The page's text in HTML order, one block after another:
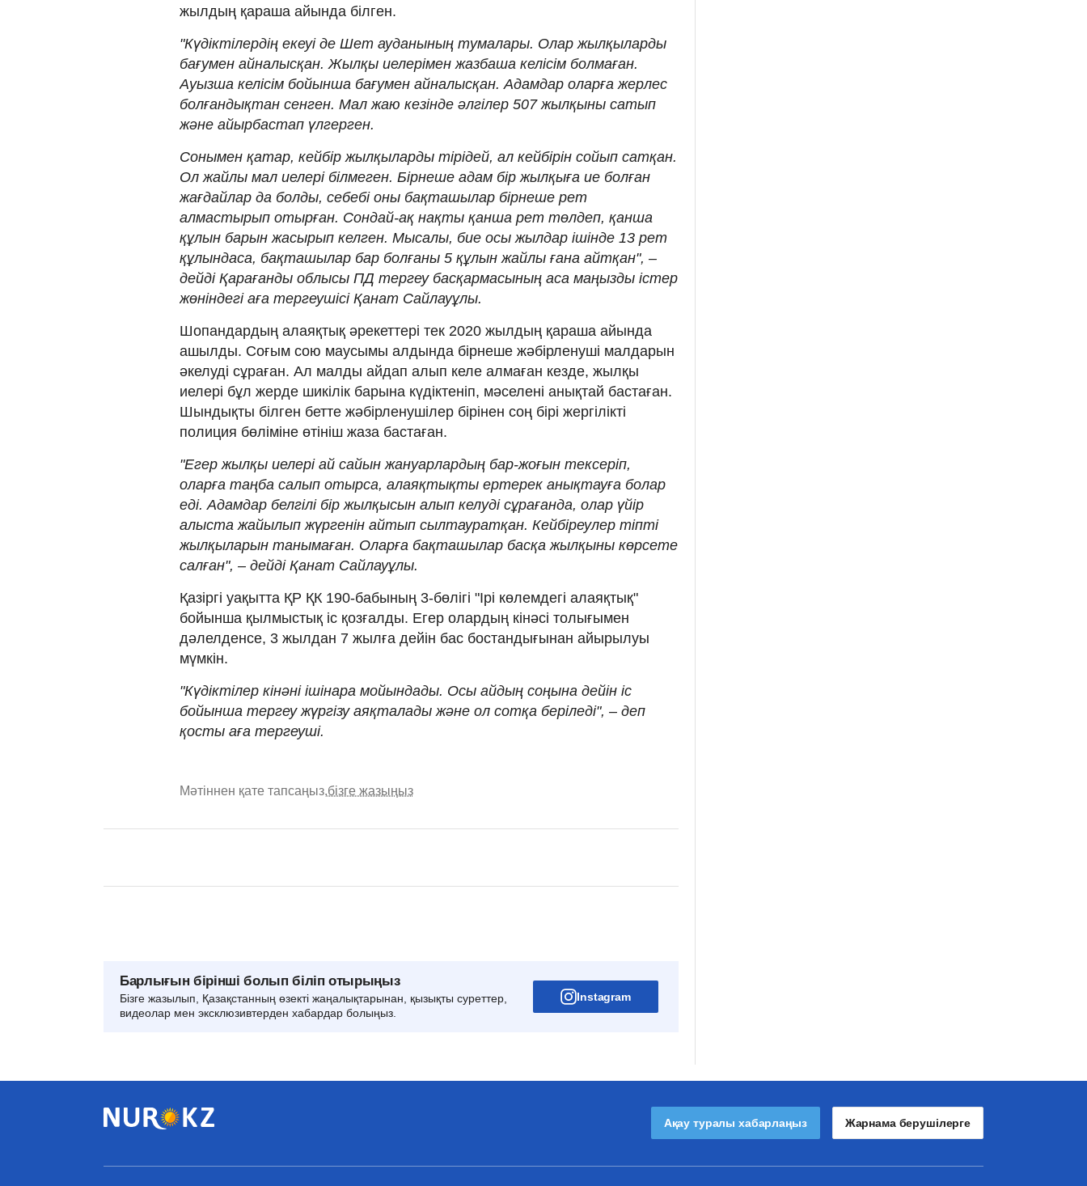
жылдың қараша айында білген.
"Күдіктілердің екеуі де Шет ауданының тумалары. Олар жылқыларды
бағумен айналысқан. Жылқы иелерімен жазбаша келісім болмаған.
Ауызша келісім бойынша бағумен айналысқан. Адамдар оларға жерлес
болғандықтан сенген. Мал жаю кезінде әлгілер 507 жылқыны сатып
және айырбастап үлгерген.
Сонымен қатар, кейбір жылқыларды тірідей, ал кейбірін сойып сатқан.
Ол жайлы мал иелері білмеген. Бірнеше адам бір жылқыға ие болған
жағдайлар да болды, себебі оны бақташылар бірнеше рет
алмастырып отырған. Сондай-ақ нақты қанша рет төлдеп, қанша
құлын барын жасырып келген. Мысалы, бие осы жылдар ішінде 13 рет
құлындаса, бақташылар бар болғаны 5 құлын жайлы ғана айтқан", –
дейді Қарағанды облысы ПД тергеу басқармасының аса маңызды істер
жөніндегі аға тергеушісі Қанат Сайлауұлы.
Шопандардың алаяқтық әрекеттері тек 2020 жылдың қараша айында
ашылды. Соғым сою маусымы алдында бірнеше жәбірленуші малдарын
әкелуді сұраған. Ал малды айдап алып келе алмаған кезде, жылқы
иелері бұл жерде шикілік барына күдіктеніп, мәселені анықтай бастаған.
Шындықты білген бетте жәбірленушілер бірінен соң бірі жергілікті
полиция бөліміне өтініш жаза бастаған.
"Егер жылқы иелері ай сайын жануарлардың бар-жоғын тексеріп,
оларға таңба салып отырса, алаяқтықты ертерек анықтауға болар
еді. Адамдар белгілі бір жылқысын алып келуді сұрағанда, олар үйір
алыста жайылып жүргенін айтып сылтауратқан. Кейбіреулер тіпті
жылқыларын танымаған. Оларға бақташылар басқа жылқыны көрсете
салған", – дейді Қанат Сайлауұлы.
Қазіргі уақытта ҚР ҚК 190-бабының 3-бөлігі "Ірі көлемдегі алаяқтық"
бойынша қылмыстық іс қозғалды. Егер олардың кінәсі толығымен
дәлелденсе, 3 жылдан 7 жылға дейін бас бостандығынан айырылуы
мүмкін.
"Күдіктілер кінәні ішінара мойындады. Осы айдың соңына дейін іс
бойынша тергеу жүргізу аяқталады және ол сотқа беріледі", – деп
қосты аға тергеуші.
Мәтіннен қате тапсаңыз,бізге жазыңыз
Барлығын бірінші болып біліп отырыңыз
Бізге жазылып, Қазақстанның өзекті жаңалықтарынан, қызықты суреттер,
видеолар мен эксклюзивтерден хабардар болыңыз.
Instagram
Ақау туралы хабарлаңыз Жарнама берушілерге